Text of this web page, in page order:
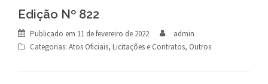
Edição Nº 822
Publicado em 11 de fevereiro de 2022
admin
Categorias: Atos Oficiais, Licitações e Contratos, Outros